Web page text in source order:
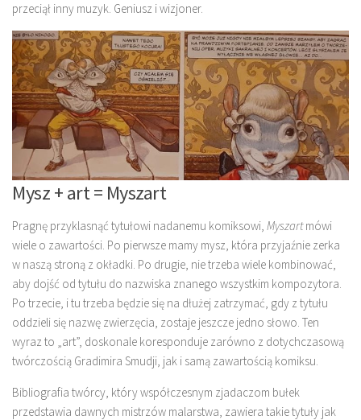
przeciął inny muzyk. Geniusz i wizjoner.
Mysz + art = Myszart
Pragnę przyklasnąć tytułowi nadanemu komiksowi, Myszartmówi
wiele o zawartości. Po pierwsze mamy mysz, która przyjaźnie zerka
w naszą stroną z okładki. Po drugie, nie trzeba wiele kombinować,
aby dojść od tytułu do nazwiska znanego wszystkim kompozytora.
Po trzecie, i tu trzeba będzie się na dłużej zatrzymać, gdy z tytułu
oddzieli się nazwę zwierzęcia, zostaje jeszcze jedno słowo. Ten
wyraz to „art”, doskonale koresponduje zarówno z dotychczasową
twórczością Gradimira Smudji, jak i samą zawartością komiksu.
Bibliografia twórcy, który współczesnym zjadaczom bułek
przedstawia dawnych mistrzów malarstwa, zawiera takie tytuły jak